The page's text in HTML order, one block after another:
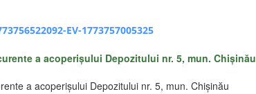
EV-1773757005325
a acoperișului Depozitului nr. 5, mun. Chișinău
a acoperișului Depozitului nr. 5, mun. Chișinău